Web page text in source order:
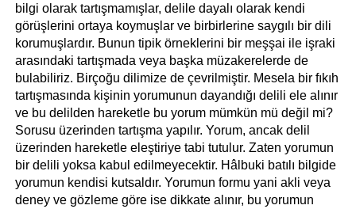
bilgi olarak tartışmamışlar, delile dayalı olarak kendi
görüşlerini ortaya koymuşlar ve birbirlerine saygılı bir dili
korumuşlardır. Bunun tipik örneklerini bir meşşai ile işraki
arasındaki tartışmada veya başka müzakerelerde de
bulabiliriz. Birçoğu dilimize de çevrilmiştir. Mesela bir fıkıh
tartışmasında kişinin yorumunun dayandığı delili ele alınır
ve bu delilden hareketle bu yorum mümkün mü değil mi?
Sorusu üzerinden tartışma yapılır. Yorum, ancak delil
üzerinden hareketle eleştiriye tabi tutulur. Zaten yorumun
bir delili yoksa kabul edilmeyecektir. Hâlbuki batılı bilgide
yorumun kendisi kutsaldır. Yorumun formu yani akli veya
deney ve gözleme göre ise dikkate alınır, bu yorumun